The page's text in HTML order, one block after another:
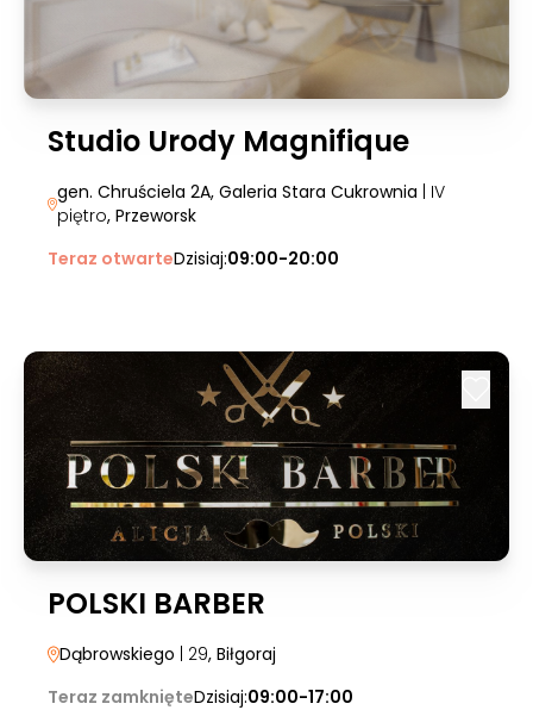
Studio Urody Magnifique
gen. Chruściela 2A, Galeria Stara Cukrownia | IV
piętro, Przeworsk
Teraz otwarteDzisiaj:09:00-20:00
POLSKI BARBER
Dąbrowskiego | 29, Biłgoraj
Teraz zamknięteDzisiaj:09:00-17:00